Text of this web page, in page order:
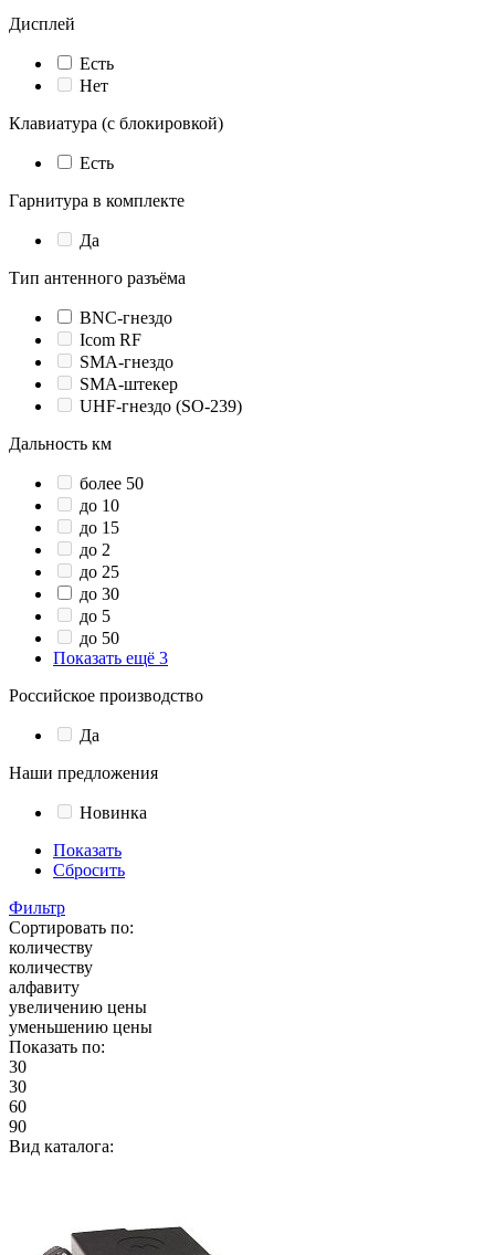
Дисплей
Есть
Нет
Клавиатура (с блокировкой)
Есть
Гарнитура в комплекте
Да
Тип антенного разъёма
BNC-гнездо
Icom RF
SMA-гнездо
SMA-штекер
UHF-гнездо (SO-239)
Дальность км
более 50
до 10
до 15
до 2
до 25
до 30
до 5
до 50
Показать ещё 3
Российское производство
Да
Наши предложения
Новинка
Показать
Сбросить
Фильтр
Сортировать по:
количеству
количеству
алфавиту
увеличению цены
уменьшению цены
Показать по:
30
30
60
90
Вид каталога: